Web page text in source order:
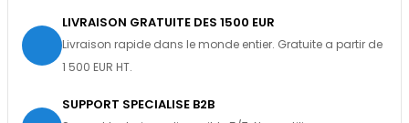
LIVRAISON GRATUITE DES 1500 EUR
Livraison rapide dans le monde entier. Gratuite a partir de
1 500 EUR HT.
SUPPORT SPECIALISE B2B